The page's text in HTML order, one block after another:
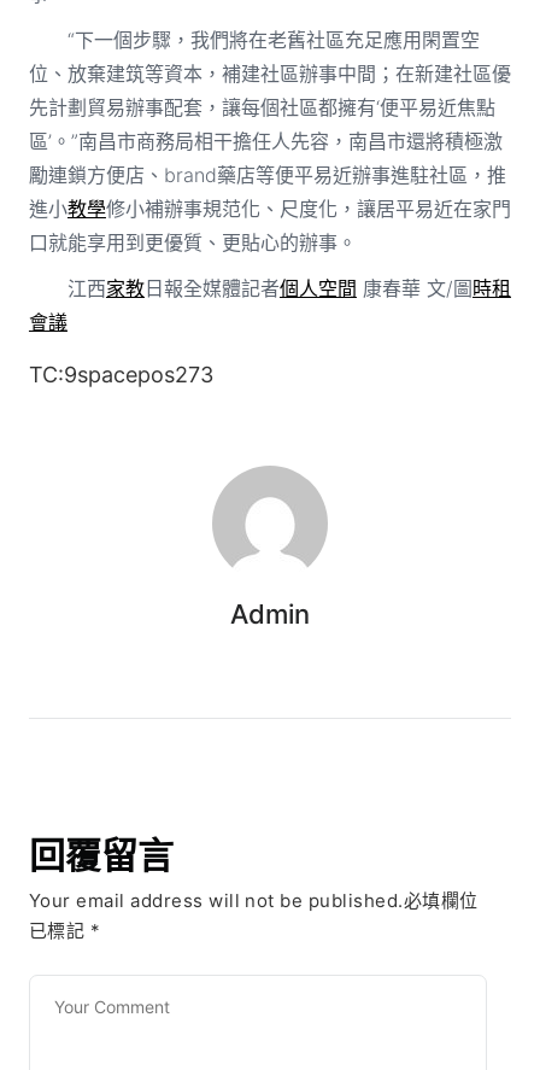
“下一個步驟，我們將在老舊社區充足應用閑置空
位、放棄建筑等資本，補建社區辦事中間；在新建社區優
先計劃貿易辦事配套，讓每個社區都擁有‘便平易近焦點
區’。”南昌市商務局相干擔任人先容，南昌市還將積極激
勵連鎖方便店、brand藥店等便平易近辦事進駐社區，推
進小教學修小補辦事規范化、尺度化，讓居平易近在家門
口就能享用到更優質、更貼心的辦事。
江西家教日報全媒體記者個人空間 康春華 文/圖時租
會議
TC:9spacepos273
Admin
回覆留言
Your email address will not be published.必填欄位
已標記 *